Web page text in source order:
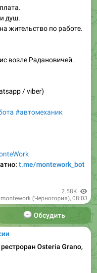
душ.
жительство по работе.
возле Радановичей.
/ viber)
#автомеханик
t.me/montework_bot
2.58K
(Черногория), 08:03
Обсудить
Osteria Grano,